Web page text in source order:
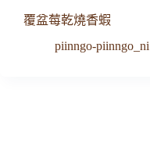
覆盆莓乾燒香蝦
piinngo-piinngo_ni